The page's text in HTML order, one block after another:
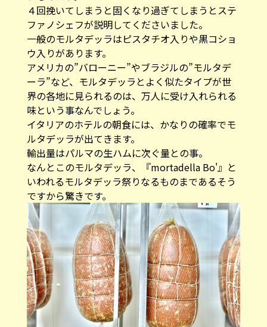
４回挽いてしまうと固くなり過ぎてしまうとステ
ファノシェフが説明してくださいました。
一般のモルタデッラはピスタチオ入りや黒コショ
ウ入りがあります。
アメリカの”バローニー”やブラジルの”モルタデ
ーラ”など、モルタデッラとよく似たタイプが世
界の各地に見られるのは、万人に受け入れられる
味という事なんでしょう。
イタリアのホテルの朝食には、かなりの確率でモ
ルタデッラが出てきます。
輸出量はパルマの生ハムに次ぐ量との事。
なんとこのモルタデッラ、『mortadella Bo'』と
いわれるモルタデッラ祭りなるものまであるそう
ですから驚きです。